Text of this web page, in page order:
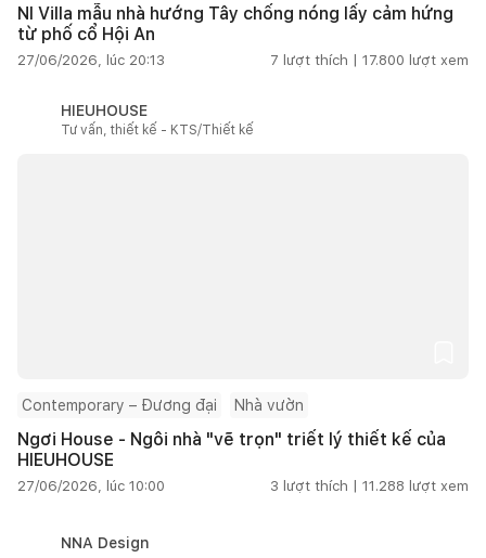
NI Villa mẫu nhà hướng Tây chống nóng lấy cảm hứng
từ phố cổ Hội An
27/06/2026, lúc 20:13 7 lượt thích | 17.800 lượt xem
HIEUHOUSE
Tư vấn, thiết kế - KTS/Thiết kế
Contemporary – Đương đại Nhà vườn
Ngơi House - Ngôi nhà "vẽ trọn" triết lý thiết kế của
HIEUHOUSE
27/06/2026, lúc 10:00 3 lượt thích | 11.288 lượt xem
NNA Design